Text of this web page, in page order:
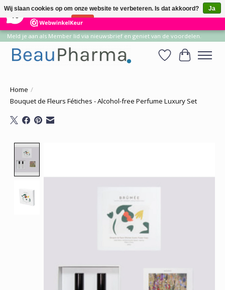
14 Reviews ×
Meld je aan als Member lid via nieuwsbrief en geniet van de voordelen.
Verlanglijst
Home /
Bouquet de Fleurs Fétiches - Alcohol-free Perfume Luxury Set
Wij slaan cookies op om onze website te verbeteren. Is dat akkoord?
Ja
Nee